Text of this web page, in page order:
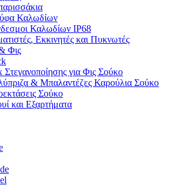
Καλωδίων
Καλωδίων IP68
Εκκινητές και Πυκνωτές
Φις
Στεγανοποίησης για Φις Σούκο
& Μπαλαντέζες Καρούλια Σούκο
Σούκο
και Εξαρτήματα